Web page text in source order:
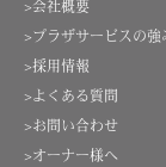
>会社概要
>プラザサービスの強
>採用情報
>よくある質問
>お問い合わせ
>オーナー様へ